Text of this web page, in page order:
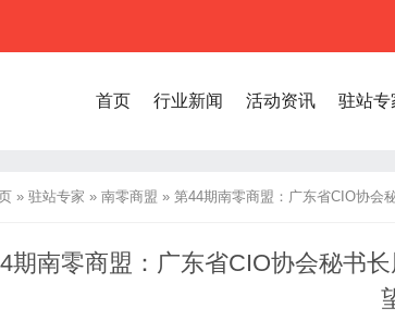
首页 行业新闻 活动资讯 驻站专
» 驻站专家 » 南零商盟 » 第44期南零商盟：广东省CIO协会
期南零商盟：广东省CIO协会秘书